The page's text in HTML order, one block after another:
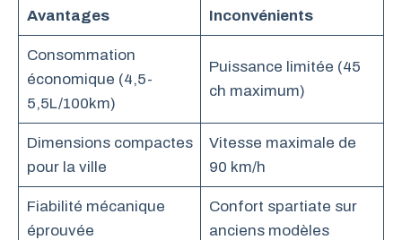
Avantages Inconvénients
Consommation
économique (4,5-
5,5L/100km)
Puissance limitée (45
ch maximum)
Dimensions compactes
pour la ville
Vitesse maximale de
90 km/h
Fiabilité mécanique
éprouvée
Confort spartiate sur
anciens modèles